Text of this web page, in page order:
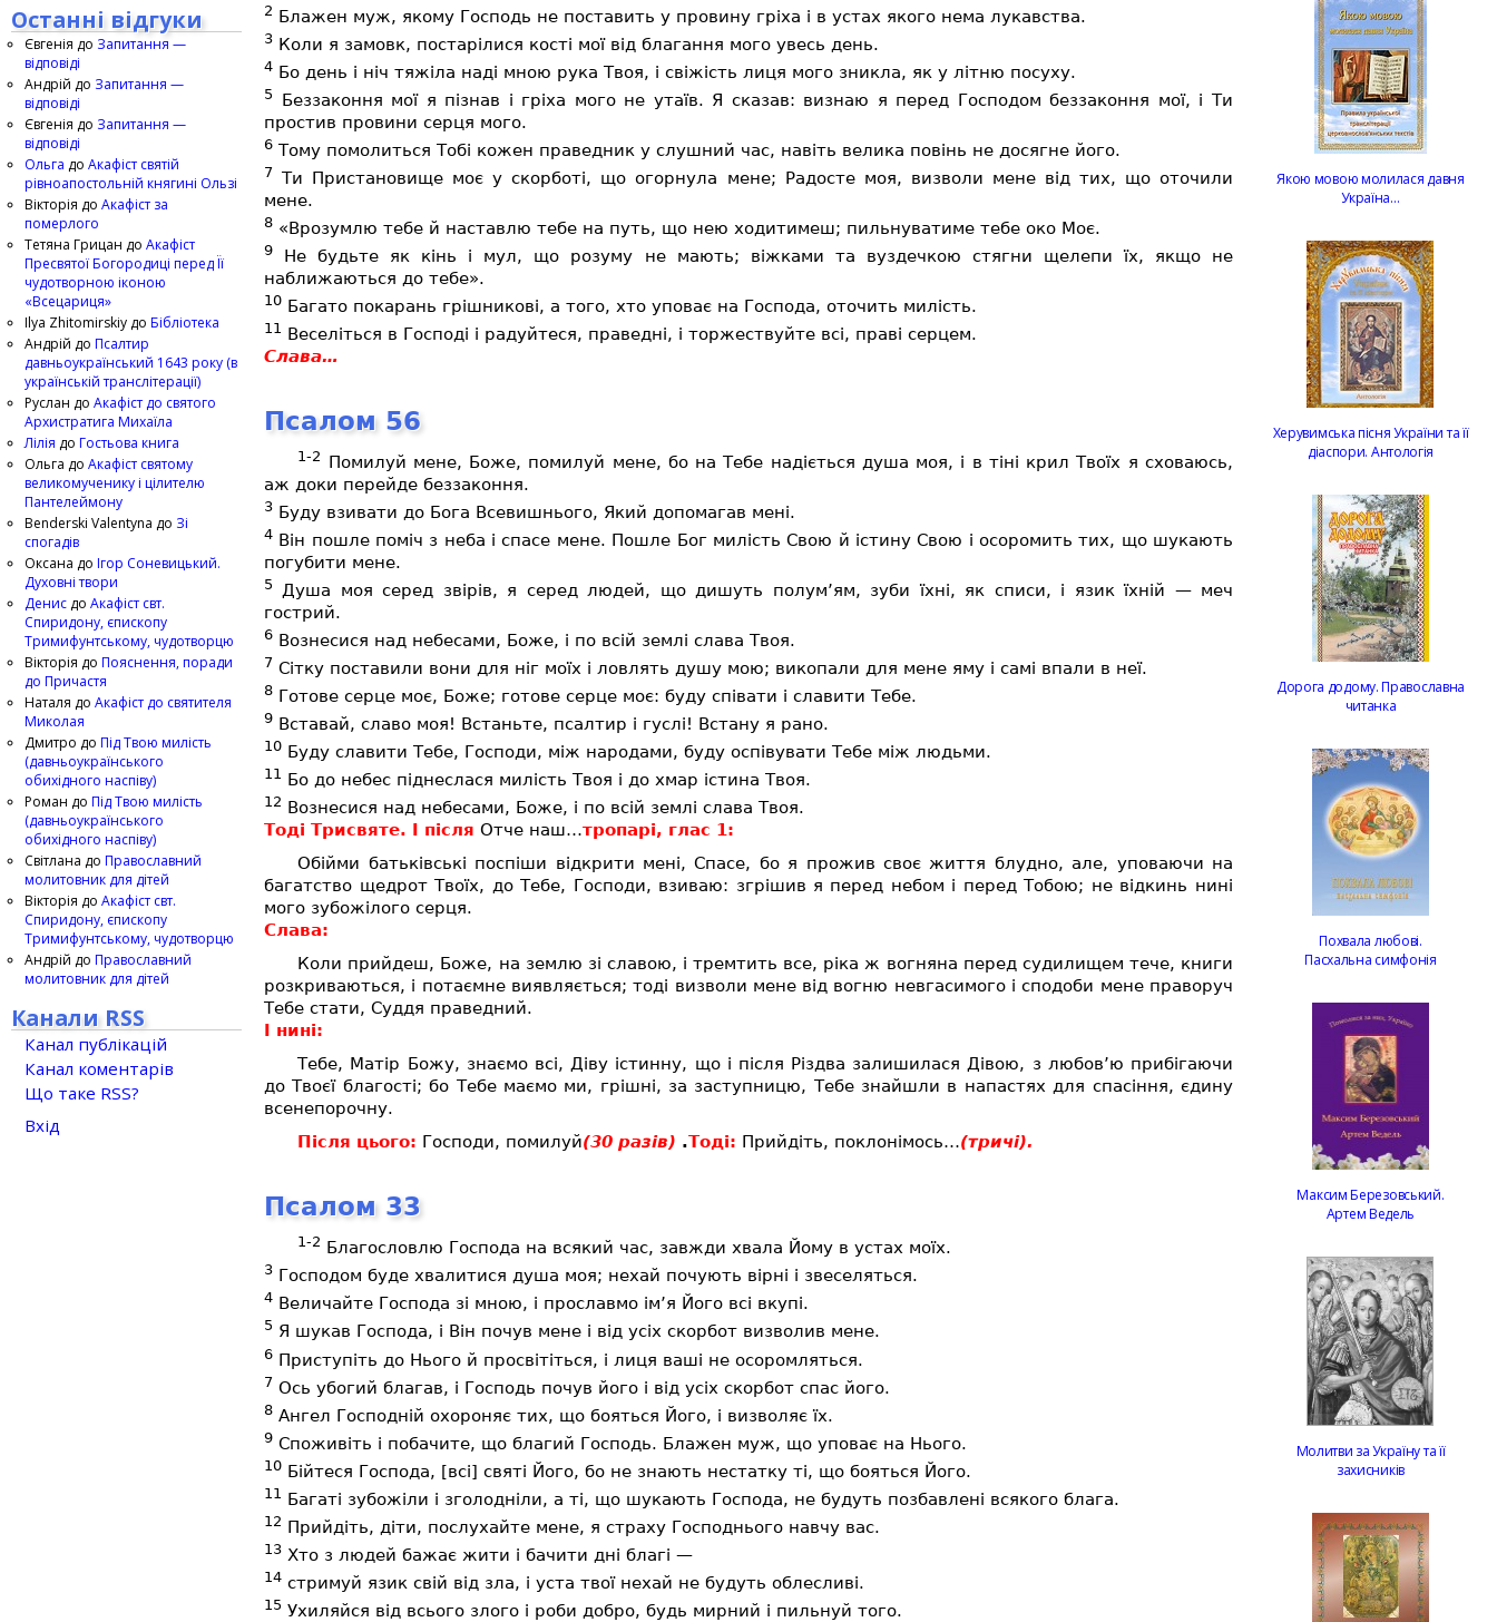
2 Блажен муж, якому Господь не поставить у провину гріха і в устах якого нема лукавства.
3 Коли я замовк, постарілися кості мої від благання мого увесь день.
4 Бо день і ніч тяжіла наді мною рука Твоя, і свіжість лиця мого зникла, як у літню посуху.
5
Беззаконня мої я пізнав і гріха мого не утаїв. Я сказав: визнаю я перед Господом беззаконня мої, і Ти
простив провини серця мого.
6 Тому помолиться Тобі кожен праведник у слушний час, навіть велика повінь не досягне його.
7 Ти Пристановище моє у скорботі, що огорнула мене; Радосте моя, визволи мене від тих, що оточили
мене.
8 «Врозумлю тебе й наставлю тебе на путь, що нею ходитимеш; пильнуватиме тебе око Моє.
9
Не будьте як кінь і мул, що розуму не мають; віжками та вуздечкою стягни щелепи їх, якщо не
наближаються до тебе».
10 Багато покарань грішникові, а того, хто уповає на Господа, оточить милість.
11 Веселіться в Господі і радуйтеся, праведні, і торжествуйте всі, праві серцем.
Слава…
Псалом 56
1-2 Помилуй мене, Боже, помилуй мене, бо на Тебе надіється душа моя, і в тіні крил Твоїх я сховаюсь,
аж доки перейде беззаконня.
3 Буду взивати до Бога Всевишнього, Який допомагав мені.
4 Він пошле поміч з неба і спасе мене. Пошле Бог милість Свою й істину Свою і осоромить тих, що шукають
погубити мене.
5 Душа моя серед звірів, я серед людей, що дишуть полум’ям, зуби їхні, як списи, і язик їхній — меч
гострий.
6 Вознесися над небесами, Боже, і по всій землі слава Твоя.
7 Сітку поставили вони для ніг моїх і ловлять душу мою; викопали для мене яму і самі впали в неї.
8 Готове серце моє, Боже; готове серце моє: буду співати і славити Тебе.
9 Вставай, славо моя! Встаньте, псалтир і гуслі! Встану я рано.
10 Буду славити Тебе, Господи, між народами, буду оспівувати Тебе між людьми.
11 Бо до небес піднеслася милість Твоя і до хмар істина Твоя.
12 Вознесися над небесами, Боже, і по всій землі слава Твоя.
Тоді Трисвяте. І після Отче наш…тропарі, глас 1:
Обійми батьківські поспіши відкрити мені, Спасе, бо я прожив своє життя блудно, але, уповаючи на
багатство щедрот Твоїх, до Тебе, Господи, взиваю: згрішив я перед небом і перед Тобою; не відкинь нині
мого зубожілого серця.
Слава:
Коли прийдеш, Боже, на землю зі славою, і тремтить все, ріка ж вогняна перед судилищем тече, книги
розкриваються, і потаємне виявляється; тоді визволи мене від вогню невгасимого і сподоби мене праворуч
Тебе стати, Суддя праведний.
І нині:
Тебе, Матір Божу, знаємо всі, Діву істинну, що і після Різдва залишилася Дівою, з любов’ю прибігаючи
до Твоєї благості; бо Тебе маємо ми, грішні, за заступницю, Тебе знайшли в напастях для спасіння, єдину
всенепорочну.
Після цього: Господи, помилуй(30 разів) .Тоді: Прийдіть, поклонімось…(тричі).
Псалом 33
1-2 Благословлю Господа на всякий час, завжди хвала Йому в устах моїх.
3 Господом буде хвалитися душа моя; нехай почують вірні і звеселяться.
4 Величайте Господа зі мною, і прославмо ім’я Його всі вкупі.
5 Я шукав Господа, і Він почув мене і від усіх скорбот визволив мене.
6 Приступіть до Нього й просвітіться, і лиця ваші не осоромляться.
7 Ось убогий благав, і Господь почув його і від усіх скорбот спас його.
8 Ангел Господній охороняє тих, що бояться Його, і визволяє їх.
9 Споживіть і побачите, що благий Господь. Блажен муж, що уповає на Нього.
10 Бійтеся Господа, [всі] святі Його, бо не знають нестатку ті, що бояться Його.
11 Багаті зубожіли і зголодніли, а ті, що шукають Господа, не будуть позбавлені всякого блага.
12 Прийдіть, діти, послухайте мене, я страху Господнього навчу вас.
13 Хто з людей бажає жити і бачити дні благі —
14 стримуй язик свій від зла, і уста твої нехай не будуть облесливі.
15 Ухиляйся від всього злого і роби добро, будь мирний і пильнуй того.
Останні відгуки
Євгенія до Запитання —
відповіді
Андрій до Запитання —
відповіді
Євгенія до Запитання —
відповіді
Ольга до Акафіст святій
рівноапостольній княгині Ользі
Вікторія до Акафіст за
померлого
Тетяна Грицан до Акафіст
Пресвятої Богородиці перед Її
чудотворною іконою
«Всецариця»
Ilya Zhitomirskiy до Бібліотека
Андрій до Псалтир
давньоукраїнський 1643 року (в
українській транслітерації)
Руслан до Акафіст до святого
Архистратига Михаїла
Лілія до Гостьова книга
Ольга до Акафіст святому
великомученику і цілителю
Пантелеймону
Benderski Valentyna до Зі
спогадів
Оксана до Ігор Соневицький.
Духовні твори
Денис до Акафіст свт.
Спиридону, єпископу
Тримифунтському, чудотворцю
Вікторія до Пояснення, поради
до Причастя
Наталя до Акафіст до святителя
Миколая
Дмитро до Під Твою милість
(давньоукраїнського
обихідного наспіву)
Роман до Під Твою милість
(давньоукраїнського
обихідного наспіву)
Світлана до Православний
молитовник для дітей
Вікторія до Акафіст свт.
Спиридону, єпископу
Тримифунтському, чудотворцю
Андрій до Православний
молитовник для дітей
Канали RSS
Канал публікацій
Канал коментарів
Що таке RSS?
Вхід
Якою мовою молилася давня
Україна…
Херувимська пісня України та її
діаспори. Антологія
Дорога додому. Православна
читанка
Похвала любові.
Пасхальна симфонія
Максим Березовський.
Артем Ведель
Молитви за Україну та її
захисників